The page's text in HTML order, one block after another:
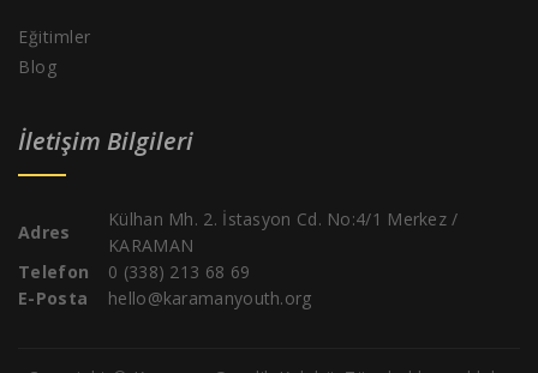
Eğitimler
Blog
İletişim Bilgileri
Adres
Külhan Mh. 2. İstasyon Cd. No:4/1 Merkez /
KARAMAN
Telefon
0 (338) 213 68 69
E-Posta
hello@karamanyouth.org